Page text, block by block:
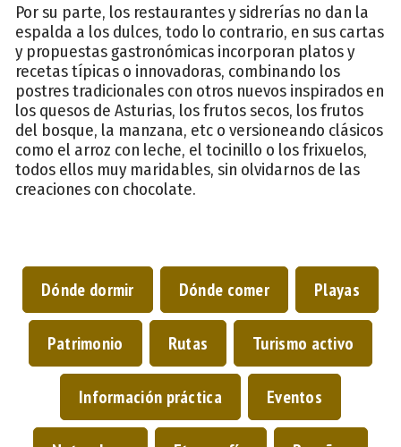
Por su parte, los restaurantes y sidrerías no dan la
espalda a los dulces, todo lo contrario, en sus cartas
y propuestas gastronómicas incorporan platos y
recetas típicas o innovadoras, combinando los
postres tradicionales con otros nuevos inspirados en
los quesos de Asturias, los frutos secos, los frutos
del bosque, la manzana, etc o versioneando clásicos
como el arroz con leche, el tocinillo o los frixuelos,
todos ellos muy maridables, sin olvidarnos de las
creaciones con chocolate.
Dónde dormir Dónde comer Playas
Patrimonio Rutas Turismo activo
Información práctica Eventos